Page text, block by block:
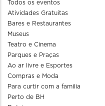
Todos os eventos
Atividades Gratuitas
Bares e Restaurantes
Museus
Teatro e Cinema
Parques e Praças
Ao ar livre e Esportes
Compras e Moda
Para curtir com a familia
Perto de BH